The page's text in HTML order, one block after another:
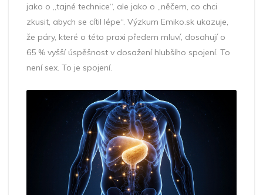
jako o „tajné technice“, ale jako o „něčem, co chci
zkusit, abych se cítil lépe“. Výzkum Emiko.sk ukazuje,
že páry, které o této praxi předem mluví, dosahují o
65 % vyšší úspěšnost v dosažení hlubšího spojení. To
není sex. To je spojení.